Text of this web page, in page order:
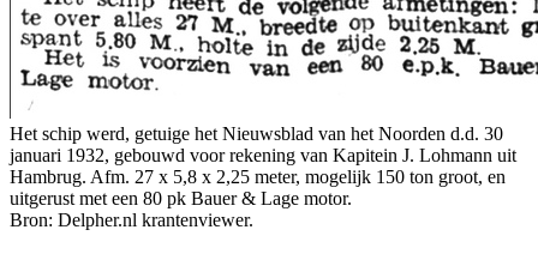
Het schip werd, getuige het Nieuwsblad van het Noorden d.d. 30
januari 1932, gebouwd voor rekening van Kapitein J. Lohmann uit
Hambrug. Afm. 27 x 5,8 x 2,25 meter, mogelijk 150 ton groot, en
uitgerust met een 80 pk Bauer & Lage motor.
Bron: Delpher.nl krantenviewer.